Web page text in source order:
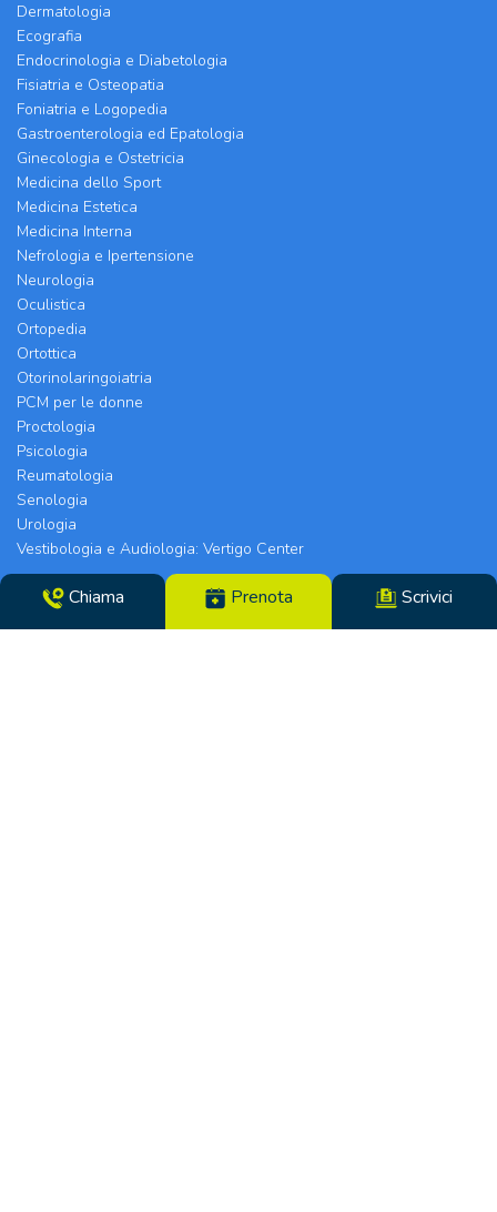
Dermatologia
Ecografia
Endocrinologia e Diabetologia
Fisiatria e Osteopatia
Foniatria e Logopedia
Gastroenterologia ed Epatologia
Ginecologia e Ostetricia
Medicina dello Sport
Medicina Estetica
Medicina Interna
Nefrologia e Ipertensione
Neurologia
Oculistica
Ortopedia
Ortottica
Otorinolaringoiatria
PCM per le donne
Proctologia
Psicologia
Reumatologia
Senologia
Urologia
Vestibologia e Audiologia: Vertigo Center
Poliambulatorio Chirurgico Modenese srl | Sede
Legale e Chirurgia: Via Arquà, 5 | Eyecare Clinic,
Chiama Prenota Scrivici